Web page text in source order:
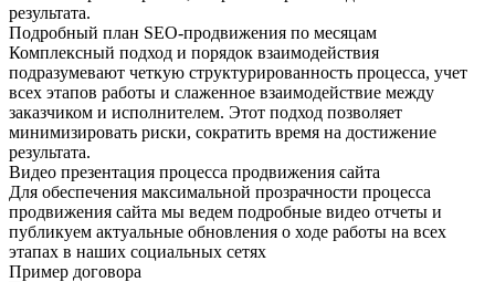
результата.
Подробный план SEO-продвижения по месяцам
Комплексный подход и порядок взаимодействия
подразумевают четкую структурированность процесса, учет
всех этапов работы и слаженное взаимодействие между
заказчиком и исполнителем. Этот подход позволяет
минимизировать риски, сократить время на достижение
результата.
Видео презентация процесса продвижения сайта
Для обеспечения максимальной прозрачности процесса
продвижения сайта мы ведем подробные видео отчеты и
публикуем актуальные обновления о ходе работы на всех
этапах в наших социальных сетях
Пример договора